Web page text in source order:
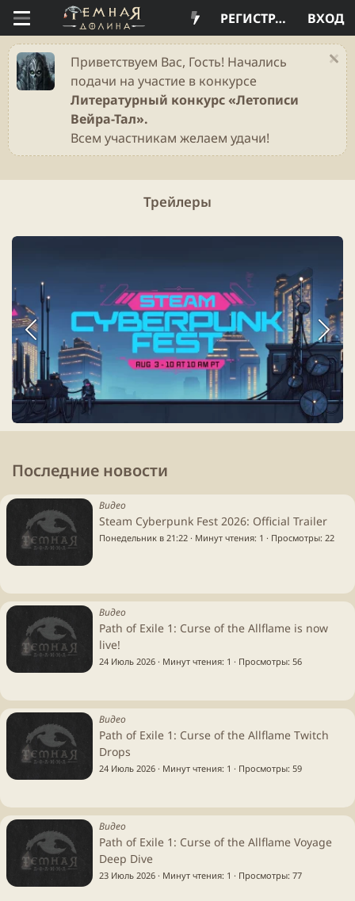
ВХОД
РЕГИСТРАЦИЯ
Приветствуем Вас, Гость! Начались
подачи на участие в конкурсе
Литературный конкурс «Летописи
Вейра-Тал».
Всем участникам желаем удачи!
Трейлеры
Последние новости
Видео
Steam Cyberpunk Fest 2026: Official Trailer
Понедельник в 21:22 Минут чтения: 1 Просмотры 22
Видео
Path of Exile 1: Curse of the Allflame is now
live!
24 Июль 2026 Минут чтения: 1 Просмотры 56
Видео
Path of Exile 1: Curse of the Allflame Twitch
Drops
24 Июль 2026 Минут чтения: 1 Просмотры 59
Видео
Path of Exile 1: Curse of the Allflame Voyage
Deep Dive
23 Июль 2026 Минут чтения: 1 Просмотры 77